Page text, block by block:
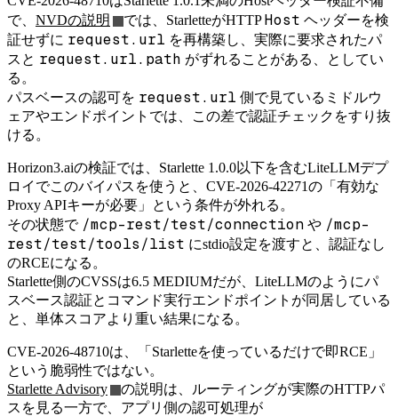
で、 NVDの説明 では、StarletteがHTTPHost ヘッダーを検
証せずに request.url を再構築し、実際に要求されたパ
スと request.url.path がずれることがある、としてい
る。
パスベースの認可を request.url 側で見ているミドルウ
ェアやエンドポイントでは、この差で認証チェックをすり抜
ける。
Horizon3.aiの検証では、Starlette 1.0.0以下を含むLiteLLMデプ
ロイでこのバイパスを使うと、CVE-2026-42271の「有効な
Proxy APIキーが必要」という条件が外れる。
その状態で /mcp-rest/test/connection や /mcp-
rest/test/tools/list にstdio設定を渡すと、認証なし
のRCEになる。
Starlette側のCVSSは6.5 MEDIUMだが、LiteLLMのようにパ
スベース認証とコマンド実行エンドポイントが同居している
と、単体スコアより重い結果になる。
CVE-2026-48710は、「Starletteを使っているだけで即RCE」
という脆弱性ではない。
Starlette Advisory
の説明は、ルーティングが実際のHTTPパ
スを見る一方で、アプリ側の認可処理が